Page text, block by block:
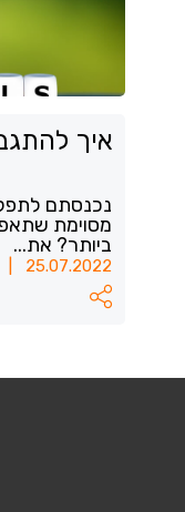
איך
נכנסתם
מסוימת
ביותר? את...
25.07.2022